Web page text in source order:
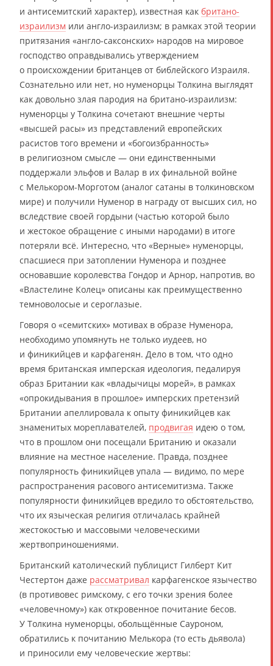
и антисемитский характер), известная как британо-
израилизм или англо-израилизм; в рамках этой теории
притязания «англо-саксонских» народов на мировое
господство оправдывались утверждением
о происхождении британцев от библейского Израиля.
Сознательно или нет, но нуменорцы Толкина выглядят
как довольно злая пародия на британо-израилизм:
нуменорцы у Толкина сочетают внешние черты
«высшей расы» из представлений европейских
расистов того времени и «богоизбранность»
в религиозном смысле — они единственными
поддержали эльфов и Валар в их финальной войне
с Мелькором-Морготом (аналог сатаны в толкиновском
мире) и получили Нуменор в награду от высших сил, но
вследствие своей гордыни (частью которой было
и жестокое обращение с иными народами) в итоге
потеряли всё. Интересно, что «Верные» нуменорцы,
спасшиеся при затоплении Нуменора и позднее
основавшие королевства Гондор и Арнор, напротив, во
«Властелине Колец» описаны как преимущественно
темноволосые и сероглазые.
Говоря о «семитских» мотивах в образе Нуменора,
необходимо упомянуть не только иудеев, но
и финикийцев и карфагенян. Дело в том, что одно
время британская имперская идеология, педалируя
образ Британии как «владычицы морей», в рамках
«опрокидывания в прошлое» имперских претензий
Британии апеллировала к опыту финикийцев как
знаменитых мореплавателей, продвигая идею о том,
что в прошлом они посещали Британию и оказали
влияние на местное население. Правда, позднее
популярность финикийцев упала — видимо, по мере
распространения расового антисемитизма. Также
популярности финикийцев вредило то обстоятельство,
что их языческая религия отличалась крайней
жестокостью и массовыми человеческими
жертвоприношениями.
Британский католический публицист Гилберт Кит
Честертон даже рассматривал карфагенское язычество
(в противовес римскому, с его точки зрения более
«человечному») как откровенное почитание бесов.
У Толкина нуменорцы, обольщённые Сауроном,
обратились к почитанию Мелькора (то есть дьявола)
и приносили ему человеческие жертвы: